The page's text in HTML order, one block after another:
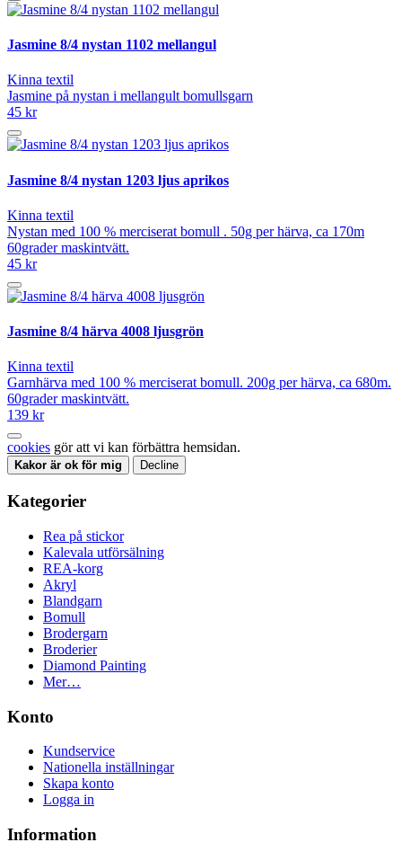
Jasmine 8/4 nystan 1102 mellangul
Kinna textil
Jasmine på nystan i mellangult bomullsgarn
45 kr
Jasmine 8/4 nystan 1203 ljus aprikos
Kinna textil
Nystan med 100 % merciserat bomull . 50g per härva, ca 170m
60grader maskintvätt.
45 kr
Jasmine 8/4 härva 4008 ljusgrön
Kinna textil
Garnhärva med 100 % merciserat bomull. 200g per härva, ca 680m.
60grader maskintvätt.
139 kr
cookies gör att vi kan förbättra hemsidan.
Kakor är ok för mig Decline
Kategorier
Rea på stickor
Kalevala utförsälning
REA-korg
Akryl
Blandgarn
Bomull
Brodergarn
Broderier
Diamond Painting
Mer…
Konto
Kundservice
Nationella inställningar
Skapa konto
Logga in
Information